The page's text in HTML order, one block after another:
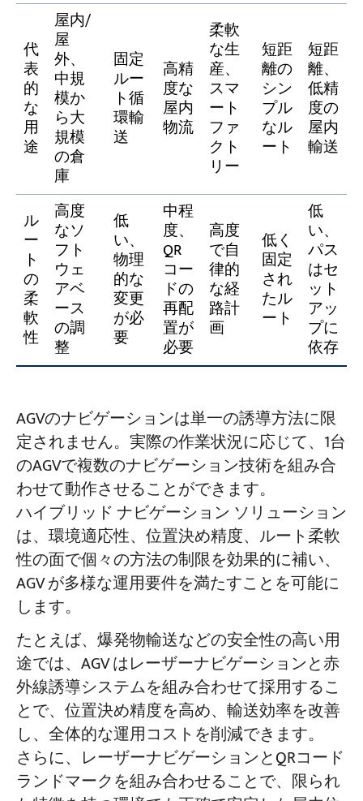
代
表
的
な
用
途
屋内/
屋
外、
中規
模か
ら大
規模
の倉
庫
固定
ルー
ト循
環輸
送
高精
度な
屋内
物流
柔軟
な生
産、
スマ
ート
ファ
クト
リー
短距
離の
シン
プル
なル
ート
短距
離、
低精
度の
屋内
輸送
ル
ー
ト
の
柔
軟
性
高度
なソ
フト
ウェ
アベ
ース
の調
整
低
い、
物理
的な
変更
が必
要
中程
度、
QR
コー
ドの
再配
置が
必要
高度
で自
律的
な経
路計
画
低く
固定
され
たル
ート
低
い、
パス
はセ
ット
アッ
プに
依存
AGVのナビゲーションは単一の誘導方法に限
定されません。実際の作業状況に応じて、1台
のAGVで複数のナビゲーション技術を組み合
わせて動作させることができます。
ハイブリッド ナビゲーション ソリューション
は、環境適応性、位置決め精度、ルート柔軟
性の面で個々の方法の制限を効果的に補い、
AGV が多様な運用要件を満たすことを可能に
します。
たとえば、爆発物輸送などの安全性の高い用
途では、AGV はレーザーナビゲーションと赤
外線誘導システムを組み合わせて採用するこ
とで、位置決め精度を高め、輸送効率を改善
し、全体的な運用コストを削減できます。
さらに、レーザーナビゲーションとQRコード
ランドマークを組み合わせることで、限られ